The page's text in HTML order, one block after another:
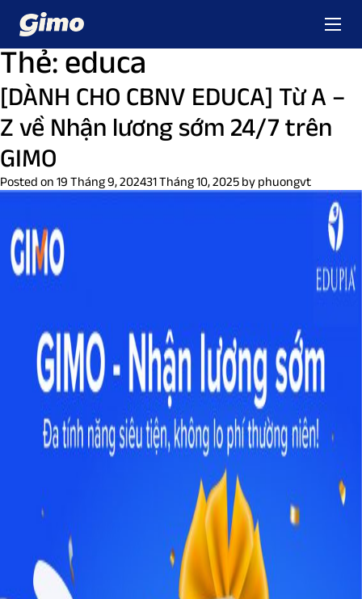
Thẻ: educa
[DÀNH CHO CBNV EDUCA] Từ A –
Z về Nhận lương sớm 24/7 trên
GIMO
Posted on 19 Tháng 9, 202431 Tháng 10, 2025 by phuongvt